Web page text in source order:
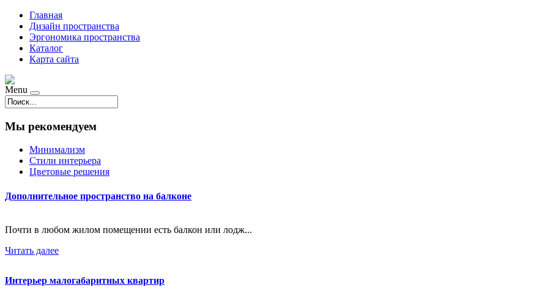
Главная
Дизайн пространства
Эргономика пространства
Каталог
Карта сайта
Menu
Мы рекомендуем
Минимализм
Стили интерьера
Цветовые решения
Дополнительное пространство на балконе
Почти в любом жилом помещении есть балкон или лодж...
Читать далее
Интерьер малогабаритных квартир